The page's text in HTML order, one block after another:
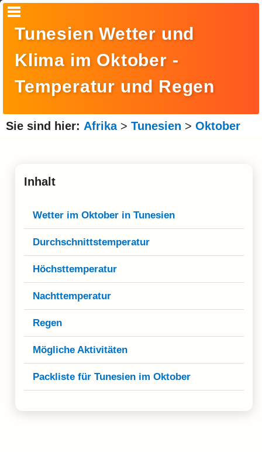
Amerika
Asien
Antarktis
Reisemonat
Klima
Tunesien Wetter und
Klima im Oktober -
Temperatur und Regen
Sie sind hier: Afrika> Tunesien > Oktober
Inhalt
Wetter im Oktober in Tunesien
Durchschnittstemperatur
Höchsttemperatur
Nachttemperatur
Regen
Mögliche Aktivitäten
Packliste für Tunesien im Oktober